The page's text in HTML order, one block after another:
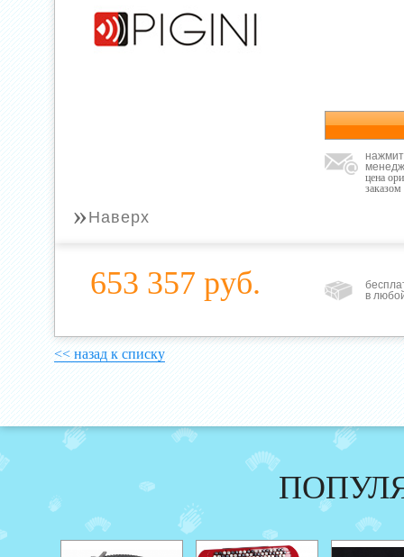
цена
заказом
» Наверх
653 357 руб.
в
<< назад к списку